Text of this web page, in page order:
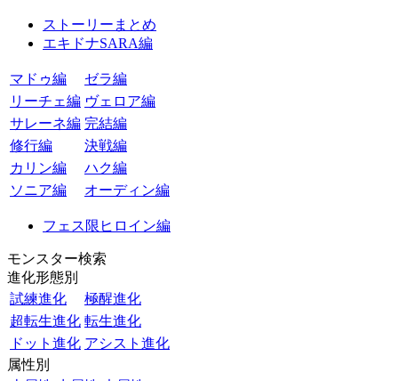
ストーリーまとめ
エキドナSARA編
マドゥ編
ゼラ編
リーチェ編 ヴェロア編
サレーネ編 完結編
修行編
決戦編
カリン編
ハク編
ソニア編
オーディン編
フェス限ヒロイン編
モンスター検索
進化形態別
試練進化
極醒進化
超転生進化 転生進化
ドット進化 アシスト進化
属性別